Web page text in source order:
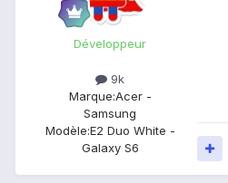
Développeur
9k
Marque:Acer -
Samsung
Modèle:E2 Duo White -
Galaxy S6